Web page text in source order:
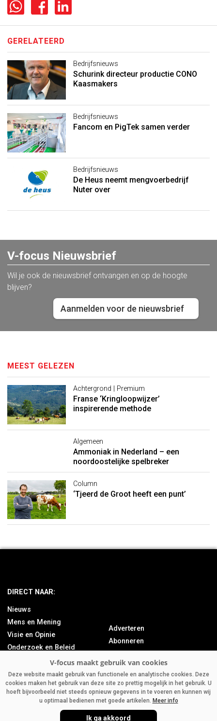
GERELATEERD
Bedrijfsnieuws
Schurink directeur productie CONO
Kaasmakers
Bedrijfsnieuws
Fancom en PigTek samen verder
Bedrijfsnieuws
De Heus neemt mengvoerbedrijf
Nuter over
V-focus Nieuwsbrief
Wil je ook de nieuwsbrief ontvangen en op de hoogte
blijven?
Aanmelden voor de nieuwsbrief
MEEST GELEZEN
Achtergrond | Premium
Franse ‘Kringloopwijzer’
inspirerende methode
Algemeen
Ammoniak in Nederland – een
noordoostelijke spelbreker
Column
‘Tjeerd de Groot heeft een punt’
DIRECT NAAR:
Nieuws
Mens en Mening
Visie en Opinie
Onderzoek en Beleid
Bedrijfsnieuws
Column
Adverteren
Abonneren
Contact
Deze website maakt gebruik van functionele en analytische cookies. Deze
cookies maken het gebruik van deze site zo prettig mogelijk in het gebruik. U
hoeft bijvoorbeeld niet steeds opnieuw gegevens in te voeren en kunnen wij
u optimaal bedienen met goede artikelen. Meer info
Ik ga akkoord